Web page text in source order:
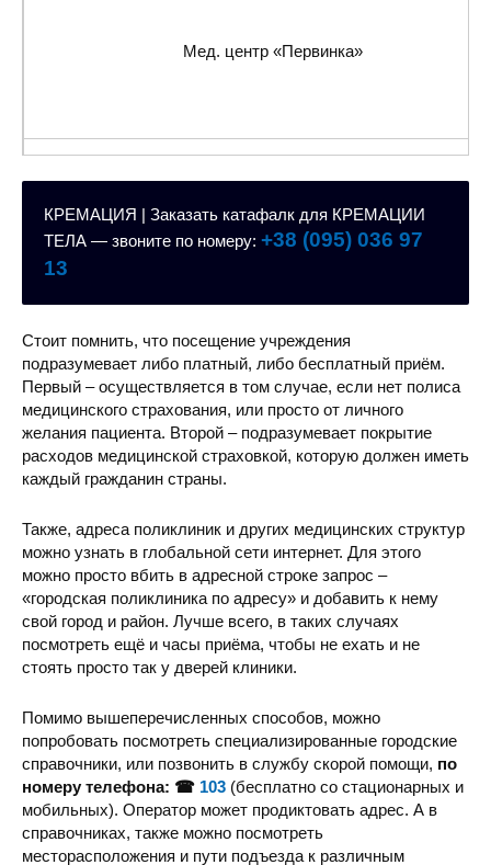
Мед. центр «Первинка»
Городская больница
Центр мед.-сан. помощи
Кожно-венерологический диспансер
Городская детская больница
КРЕМАЦИЯ | Заказать катафалк для КРЕМАЦИИ
ТЕЛА — звоните по номеру: +38 (095) 036 97
13
Стоит помнить, что посещение учреждения
подразумевает либо платный, либо бесплатный приём.
Первый – осуществляется в том случае, если нет полиса
медицинского страхования, или просто от личного
желания пациента. Второй – подразумевает покрытие
расходов медицинской страховкой, которую должен иметь
каждый гражданин страны.
Также, адреса поликлиник и других медицинских структур
можно узнать в глобальной сети интернет. Для этого
можно просто вбить в адресной строке запрос –
«городская поликлиника по адресу» и добавить к нему
свой город и район. Лучше всего, в таких случаях
посмотреть ещё и часы приёма, чтобы не ехать и не
стоять просто так у дверей клиники.
Помимо вышеперечисленных способов, можно
попробовать посмотреть специализированные городские
справочники, или позвонить в службу скорой помощи, по
номеру телефона: ☎ 103 (бесплатно со стационарных и
мобильных). Оператор может продиктовать адрес. А в
справочниках, также можно посмотреть
месторасположения и пути подъезда к различным